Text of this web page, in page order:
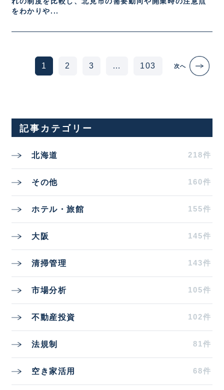
をわかりや...
Posts navigation
1 2 3 … 103 次へ
記事カテゴリー
北海道 218件
その他 160件
ホテル・旅館 155件
大阪 145件
清掃管理 143件
市場分析 105件
不動産投資 102件
法規制 81件
空き家活用 68件